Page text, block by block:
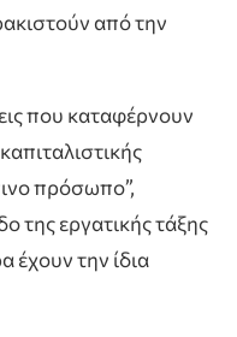
από την
που καταφέρνουν
πρόσωπο”,
της εργατικής τάξης
έχουν την ίδια